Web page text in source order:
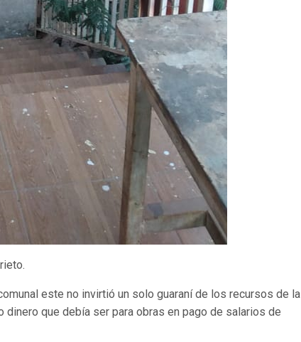
este no invirtió un solo guaraní de los recursos de la
que debía ser para obras en pago de salarios de